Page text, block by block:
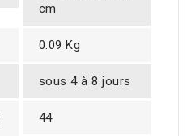
cm
0.09 Kg
sous 4 à 8 jours
44